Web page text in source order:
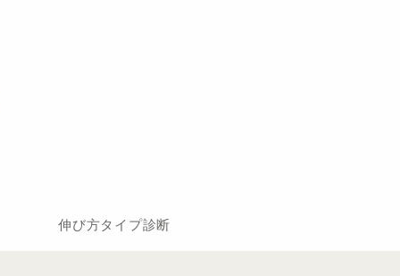
伸び方タイプ診断